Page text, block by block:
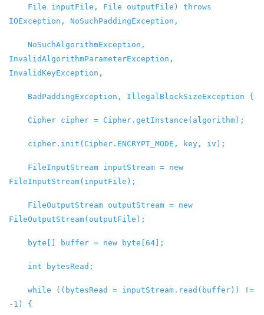
File inputFile, File outputFile) throws
IOException, NoSuchPaddingException,
NoSuchAlgorithmException,
InvalidAlgorithmParameterException,
InvalidKeyException,
BadPaddingException, IllegalBlockSizeException {
Cipher cipher = Cipher.getInstance(algorithm);
cipher.init(Cipher.ENCRYPT_MODE, key, iv);
FileInputStream inputStream = new
FileInputStream(inputFile);
FileOutputStream outputStream = new
FileOutputStream(outputFile);
byte[] buffer = new byte[64];
int bytesRead;
while ((bytesRead = inputStream.read(buffer)) !=
-1) {